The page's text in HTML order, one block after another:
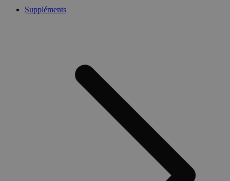
Suppléments